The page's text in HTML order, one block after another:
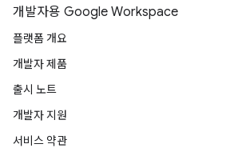
개발자용 Google Workspace
플랫폼 개요
개발자 제품
출시 노트
개발자 지원
서비스 약관